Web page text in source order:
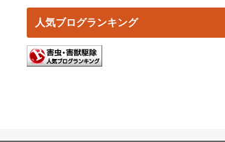
人気ブログランキング